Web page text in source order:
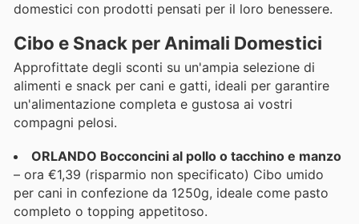
domestici con prodotti pensati per il loro benessere.
Cibo e Snack per Animali Domestici
Approfittate degli sconti su un'ampia selezione di
alimenti e snack per cani e gatti, ideali per garantire
un'alimentazione completa e gustosa ai vostri
compagni pelosi.
ORLANDO Bocconcini al pollo o tacchino e manzo
– ora €1,39 (risparmio non specificato) Cibo umido
per cani in confezione da 1250g, ideale come pasto
completo o topping appetitoso.